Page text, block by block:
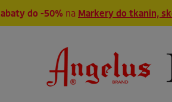
do -50% na Markery do tkanin,